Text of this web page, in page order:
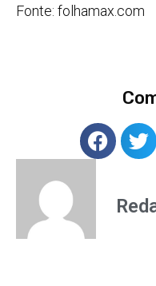
Fonte: folhamax.com